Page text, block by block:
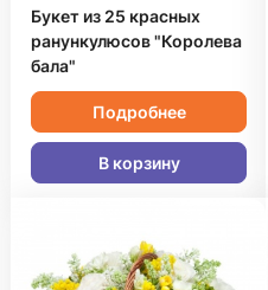
Букет из 25 красных
ранункулюсов "Королева
бала"
Подробнее
В корзину